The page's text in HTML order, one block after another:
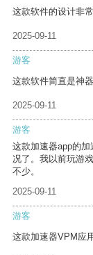
这款软件的设计非
2025-09-11
游客
这款软件简直是神
2025-09-11
游客
这款加速器app的
况了。我以前玩游
不少。
2025-09-11
游客
这款加速器VPM应